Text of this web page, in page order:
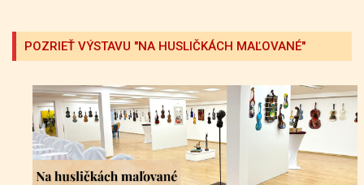
POZRIEŤ VÝSTAVU "NA HUSLIČKÁCH MAĽOVANÉ"